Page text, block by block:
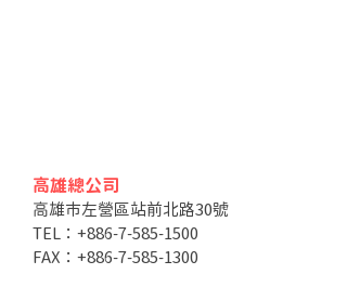
高雄總公司
高雄市左營區站前北路30號
TEL：+886-7-585-1500
FAX：+886-7-585-1300